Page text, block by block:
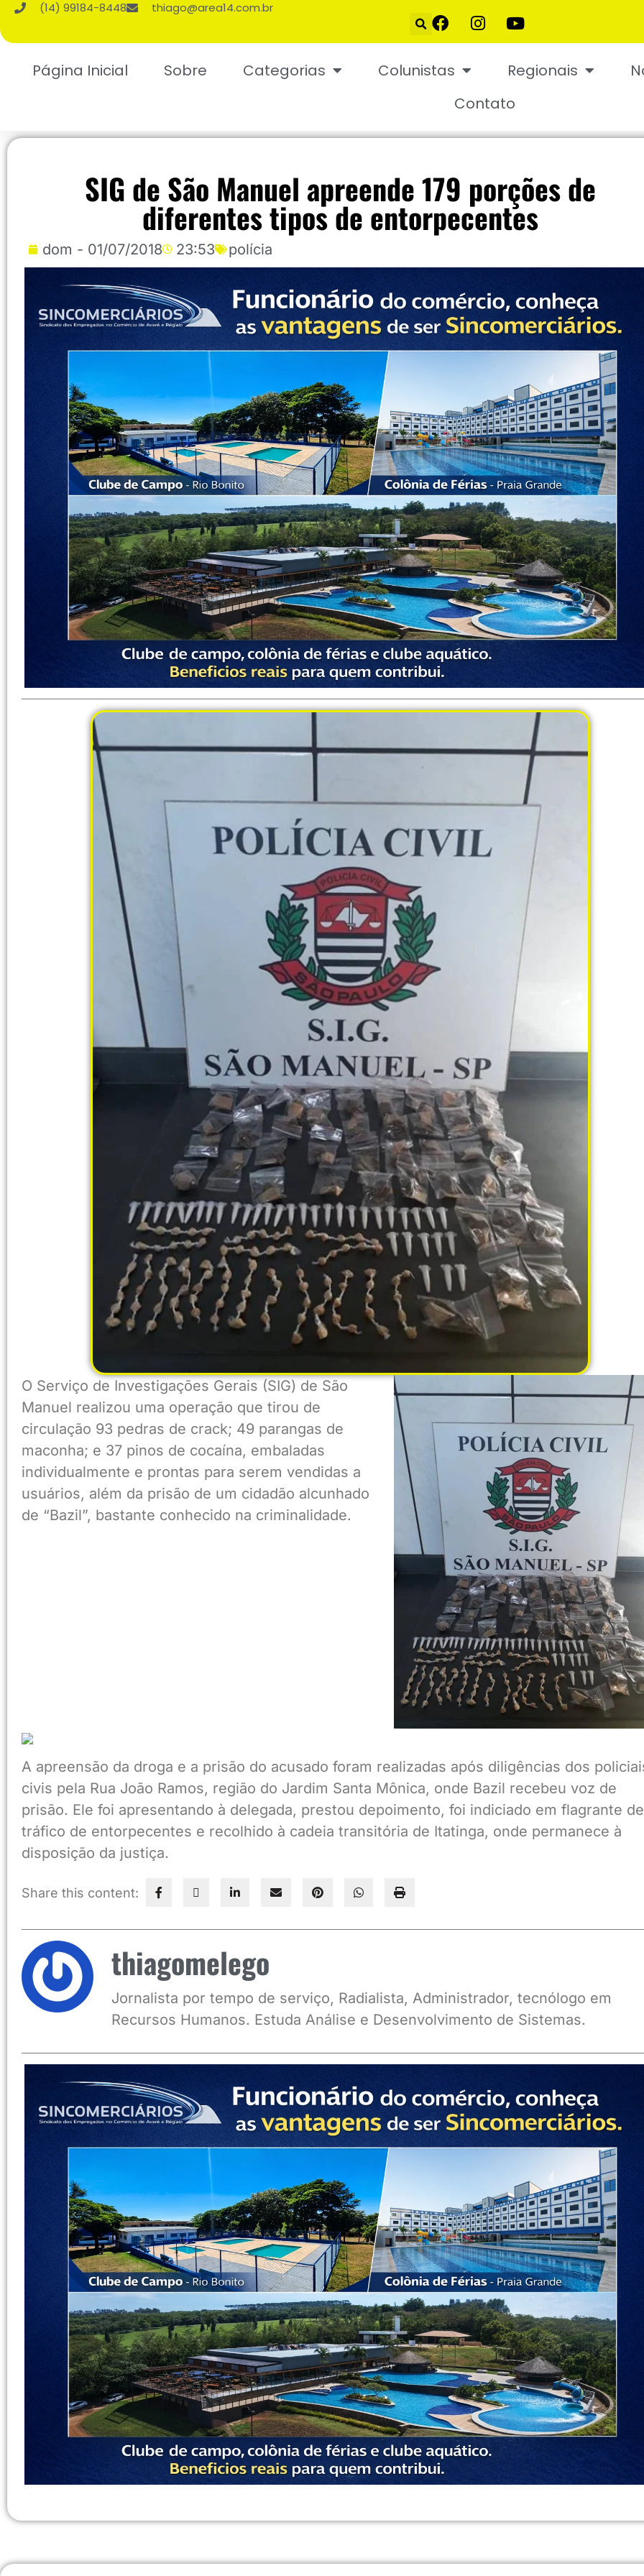
(14) 99184-8448 thiago@area14.com.br
Página Inicial Sobre Categorias Colunistas Regionais
Contato
SIG de São Manuel apreende 179 porções de
diferentes tipos de entorpecentes
dom - 01/07/2018 23:53 polícia
O Serviço de Investigações Gerais (SIG) de São
Manuel realizou uma operação que tirou de
circulação 93 pedras de crack; 49 parangas de
maconha; e 37 pinos de cocaína, embaladas
individualmente e prontas para serem vendidas a
usuários, além da prisão de um cidadão alcunhado
de “Bazil”, bastante conhecido na criminalidade.
A apreensão da droga e a prisão do acusado foram realizadas após diligências dos
civis pela Rua João Ramos, região do Jardim Santa Mônica, onde Bazil recebeu voz de
prisão. Ele foi apresentando à delegada, prestou depoimento, foi indiciado em flagrante de
tráfico de entorpecentes e recolhido à cadeia transitória de Itatinga, onde permanece à
disposição da justiça.
Share this content:
thiagomelego
Jornalista por tempo de serviço, Radialista, Administrador, tecnólogo em
Recursos Humanos. Estuda Análise e Desenvolvimento de Sistemas.